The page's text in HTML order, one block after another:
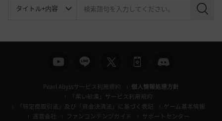
検
Pearl Abyssサービス利用規約
個人情報処理方針
「黒い砂漠」サービス利用規約
「特定商取引法」及び「資金決済法」に基づく表記
ゲーム基本情報
運営会社
ファンコンテンツガイド
サポートセンター